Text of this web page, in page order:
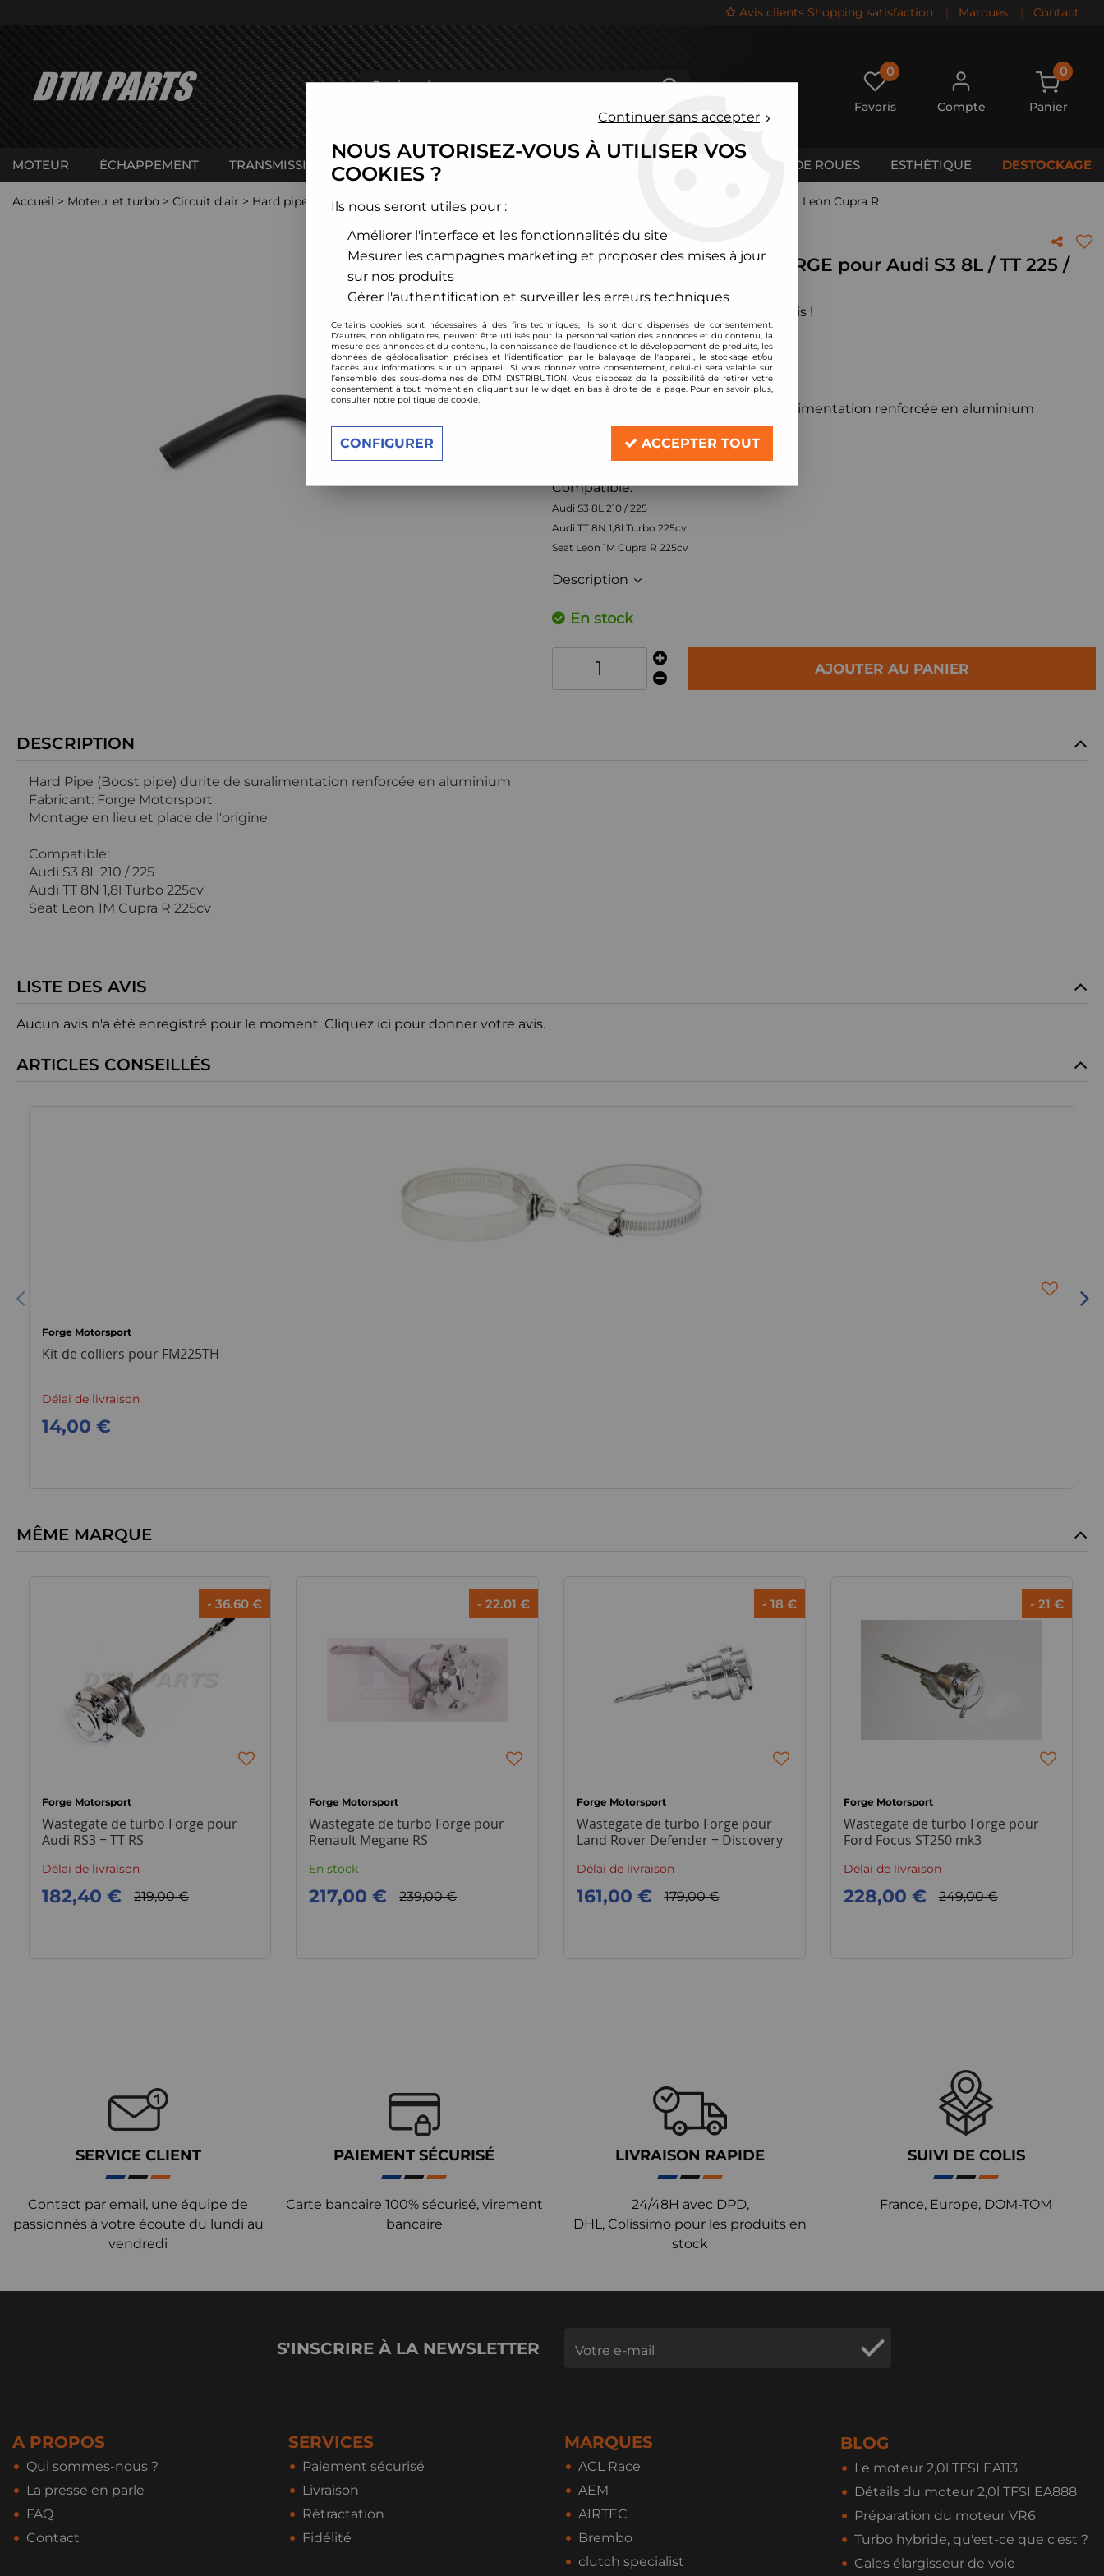
Avis clients Shopping satisfaction | Marques | Contact
0
Favoris Compte
0
Panier
MOTEUR ÉCHAPPEMENT TRANSMISSION CHÂSSIS CALES DE ROUES ESTHÉTIQUE DESTOCKAGE
Accueil > Moteur et turbo > Circuit d'air > Hard pipes (Boost pipes) >Audi >Hard Pipe (Boost pipe) FORGE pour Audi S3 8L / TT 225 / Seat Leon Cupra R
Forge Motorsport
Hard Pipe (Boost pipe) FORGE pour Audi S3 8L / TT 225 /
Soyez le premier à donner votre avis !
165,00 €TTC
Réf. : FM225BHP
Hard Pipe (Boost pipe) durite de suralimentation renforcée en aluminium
Fabricant: Forge Motorsport
Montage en lieu et place de l'origine
Compatible:
Audi S3 8L 210 / 225
Audi TT 8N 1,8l Turbo 225cv
Seat Leon 1M Cupra R 225cv
Description
En stock
AJOUTER AU PANIER
DESCRIPTION
Hard Pipe (Boost pipe) durite de suralimentation renforcée en aluminium
Fabricant: Forge Motorsport
Montage en lieu et place de l'origine
Compatible:
Audi S3 8L 210 / 225
Audi TT 8N 1,8l Turbo 225cv
Seat Leon 1M Cupra R 225cv
LISTE DES AVIS
Aucun avis n'a été enregistré pour le moment. Cliquez ici pour donner votre avis.
ARTICLES CONSEILLÉS
Forge Motorsport
Kit de colliers pour FM225TH
Délai de livraison
14,00 €
MÊME MARQUE
- 36.60 €
Forge Motorsport
Wastegate de turbo Forge pour
Audi RS3 + TT RS
Délai de livraison
219,00 €
182,40 €
- 22.01 €
Forge Motorsport
Wastegate de turbo Forge pour
Renault Megane RS
En stock
239,00 €
217,00 €
- 18 €
Forge Motorsport
Wastegate de turbo Forge pour
Land Rover Defender + Discovery
Délai de livraison
179,00 €
161,00 €
- 21 €
Forge Motorsport
Wastegate de turbo Forge pour
Ford Focus ST250 mk3
Délai de livraison
249,00 €
228,00 €
SERVICE CLIENT
Contact par email, une équipe de
passionnés à votre écoute du lundi au
vendredi
PAIEMENT SÉCURISÉ
Carte bancaire 100% sécurisé, virement
bancaire
LIVRAISON RAPIDE
24/48H avec DPD,
DHL, Colissimo pour les produits en
stock
SUIVI DE COLIS
France, Europe, DOM-TOM
S'INSCRIRE À LA NEWSLETTER
A PROPOS
Qui sommes-nous ?
La presse en parle
FAQ
Contact
SERVICES
Paiement sécurisé
Livraison
Rétractation
Fidélité
MARQUES
ACL Race
AEM
AIRTEC
Brembo
clutch specialist
BLOG
Le moteur 2,0l TFSI EA113
Détails du moteur 2,0l TFSI EA888
Préparation du moteur VR6
Turbo hybride, qu'est-ce que c'est ?
Cales élargisseur de voie
Continuer sans accepter
NOUS AUTORISEZ-VOUS À UTILISER VOS
COOKIES ?
Ils nous seront utiles pour :
Améliorer l'interface et les fonctionnalités du site
Mesurer les campagnes marketing et proposer des mises à jour
sur nos produits
Gérer l'authentification et surveiller les erreurs techniques
Certains cookies sont nécessaires à des fins techniques, ils sont donc dispensés de consentement.
D'autres, non obligatoires, peuvent être utilisés pour la personnalisation des annonces et du contenu, la
mesure des annonces et du contenu, la connaissance de l'audience et le développement de produits, les
données de géolocalisation précises et l'identification par le balayage de l'appareil, le stockage et/ou
l'accès aux informations sur un appareil. Si vous donnez votre consentement, celui-ci sera valable sur
l’ensemble des sous-domaines de DTM DISTRIBUTION. Vous disposez de la possibilité de retirer votre
consentement à tout moment en cliquant sur le widget en bas à droite de la page. Pour en savoir plus,
consulter notre politique de cookie.
CONFIGURER ACCEPTER TOUT